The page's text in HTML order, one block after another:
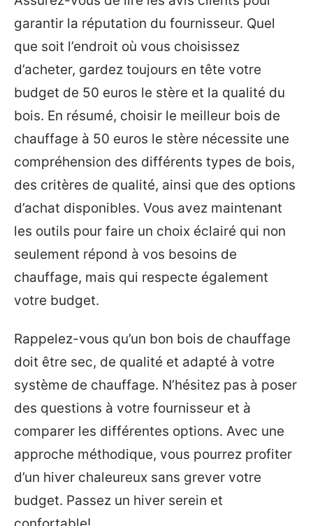
garantir la réputation du fournisseur. Quel
que soit l’endroit où vous choisissez
d’acheter, gardez toujours en tête votre
budget de 50 euros le stère et la qualité du
bois. En résumé, choisir le meilleur bois de
chauffage à 50 euros le stère nécessite une
compréhension des différents types de bois,
des critères de qualité, ainsi que des options
d’achat disponibles. Vous avez maintenant
les outils pour faire un choix éclairé qui non
seulement répond à vos besoins de
chauffage, mais qui respecte également
votre budget.
Rappelez-vous qu’un bon bois de chauffage
doit être sec, de qualité et adapté à votre
système de chauffage. N’hésitez pas à poser
des questions à votre fournisseur et à
comparer les différentes options. Avec une
approche méthodique, vous pourrez profiter
d’un hiver chaleureux sans grever votre
budget. Passez un hiver serein et